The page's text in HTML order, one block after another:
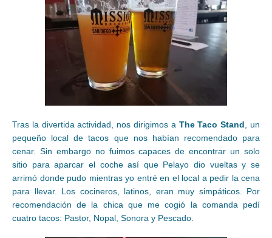
Tras la divertida actividad, nos dirigimos a The Taco Stand, un
pequeño local de tacos que nos habían recomendado para
cenar. Sin embargo no fuimos capaces de encontrar un solo
sitio para aparcar el coche así que Pelayo dio vueltas y se
arrimó donde pudo mientras yo entré en el local a pedir la cena
para llevar. Los cocineros, latinos, eran muy simpáticos. Por
recomendación de la chica que me cogió la comanda pedí
cuatro tacos: Pastor, Nopal, Sonora y Pescado.